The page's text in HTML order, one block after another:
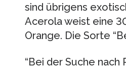
sind übrigens
Acerola weist eine
Orange. Die Sorte
“Bei der Suche